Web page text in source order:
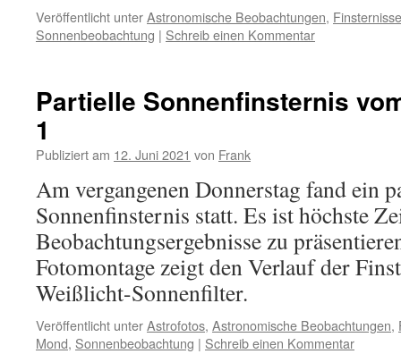
Veröffentlicht unterAstronomische Beobachtungen,
Sonnenbeobachtung | Schreib einen Kommentar
Partielle Sonnenfinsternis
1
Publiziert am 12. Juni 2021 von Frank
Am vergangenen Donnerstag fand ein
Sonnenfinsternis statt. Es ist höchste
Beobachtungsergebnisse zu
Fotomontage zeigt den Verlauf der
Weißlicht-Sonnenfilter.
Veröffentlicht unterAstrofotos, Astronomische Beobachtungen,
Mond, Sonnenbeobachtung | Schreib einen Kommentar